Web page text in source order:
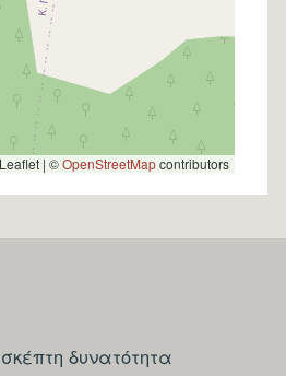
Leaflet | ©OpenStreetMapcontributors
δυνατότητα